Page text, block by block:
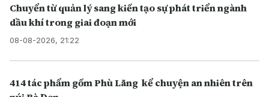
Chuyển từ quản lý sang kiến tạo sự phát triển ngành
dầu khí trong giai đoạn mới
08-08-2026, 21:22
414 tác phẩm gốm Phù Lãng kể chuyện an nhiên trên